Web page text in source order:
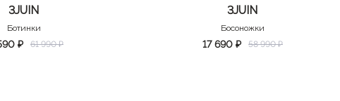
3JUIN
Ботинки
₽ 61 990 ₽
3JUIN
Босоножки
17 690 ₽ 58 990 ₽